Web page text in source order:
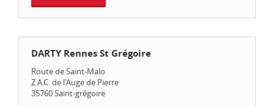
DARTY Rennes St Grégoire
Route de Saint-Malo
Z.A.C. de l'Auge de Pierre
35760Saint-grégoire